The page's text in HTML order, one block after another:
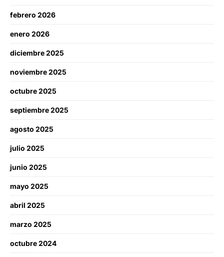
febrero 2026
enero 2026
diciembre 2025
noviembre 2025
octubre 2025
septiembre 2025
agosto 2025
julio 2025
junio 2025
mayo 2025
abril 2025
marzo 2025
octubre 2024